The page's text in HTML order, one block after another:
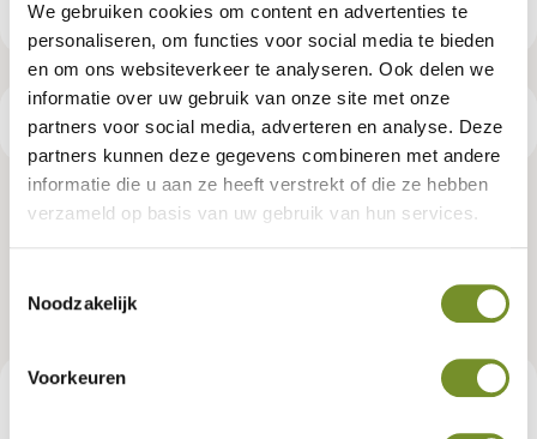
We gebruiken cookies om content en advertenties te
personaliseren, om functies voor social media te bieden
en om ons websiteverkeer te analyseren. Ook delen we
informatie over uw gebruik van onze site met onze
partners voor social media, adverteren en analyse. Deze
partners kunnen deze gegevens combineren met andere
informatie die u aan ze heeft verstrekt of die ze hebben
verzameld op basis van uw gebruik van hun services.
Noodzakelijk
Voorkeuren
Productspecificaties
Dakgootset, verzinkt, 125 mm,
Artikelnummer: